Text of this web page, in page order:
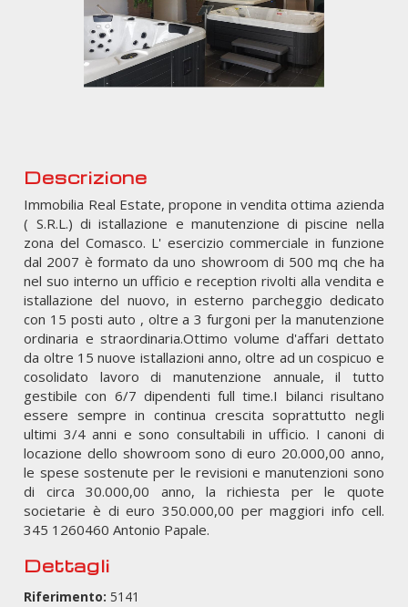
Descrizione
Immobilia Real Estate, propone in vendita ottima azienda
( S.R.L.) di istallazione e manutenzione di piscine nella
zona del Comasco. L' esercizio commerciale in funzione
dal 2007 è formato da uno showroom di 500 mq che ha
nel suo interno un ufficio e reception rivolti alla vendita e
istallazione del nuovo, in esterno parcheggio dedicato
con 15 posti auto , oltre a 3 furgoni per la manutenzione
ordinaria e straordinaria.Ottimo volume d'affari dettato
da oltre 15 nuove istallazioni anno, oltre ad un cospicuo e
cosolidato lavoro di manutenzione annuale, il tutto
gestibile con 6/7 dipendenti full time.I bilanci risultano
essere sempre in continua crescita soprattutto negli
ultimi 3/4 anni e sono consultabili in ufficio. I canoni di
locazione dello showroom sono di euro 20.000,00 anno,
le spese sostenute per le revisioni e manutenzioni sono
di circa 30.000,00 anno, la richiesta per le quote
societarie è di euro 350.000,00 per maggiori info cell.
345 1260460 Antonio Papale.
Dettagli
Riferimento: 5141